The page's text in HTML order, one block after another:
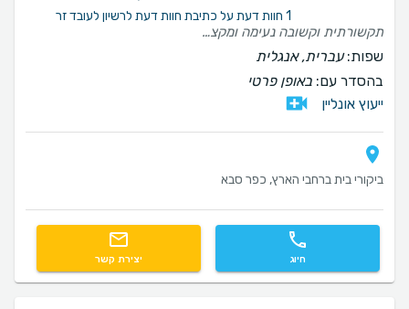
1 חוות דעת על כתיבת חוות דעת לרשיון לעובד זר
תקשורתית וקשובה נעימה ומקצועית מומלצת
שפות:עברית, אנגלית
בהסדר עם: באופן פרטי
ייעוץ אונליין
ביקורי בית ברחבי הארץ, כפר סבא
חיוג יצירת קשר